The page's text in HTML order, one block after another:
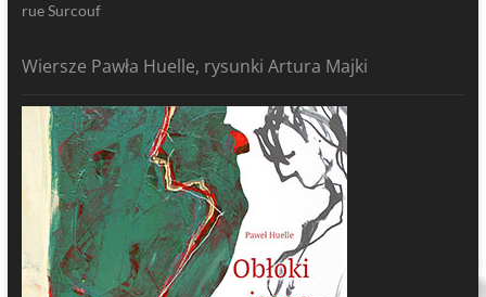
rue Surcouf
Wiersze Pawła Huelle, rysunki Artura Majki